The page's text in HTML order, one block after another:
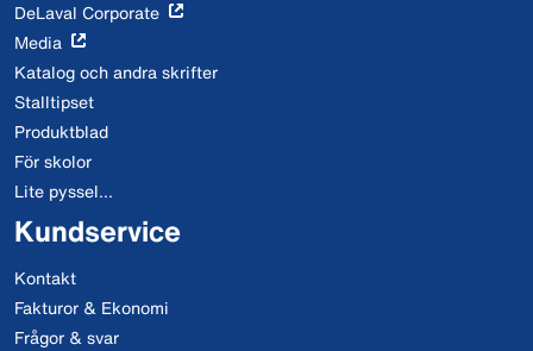
DeLaval Corporate
Media
Katalog och andra skrifter
Stalltipset
Produktblad
För skolor
Lite pyssel...
Kundservice
Kontakt
Fakturor & Ekonomi
Frågor & svar